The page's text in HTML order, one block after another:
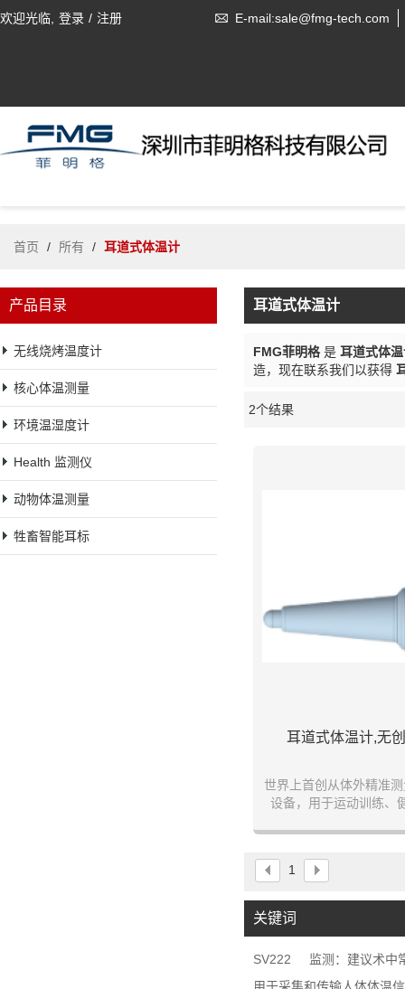
欢迎光临, 登录 / 注册 E-mail:sale@fmg-tech.com
首页 / 所有 / 耳道式体温计
产品目录
无线烧烤温度计
核心体温测量
环境温湿度计
Health 监测仪
动物体温测量
牲畜智能耳标
耳道式体温计
FMG菲明格是 耳道式体
造，现在联系我们以获得
2个结果
耳道式体温计,无
世界上首创从体外精准
设备，用于运动训练、
戴方式，测量基础体温
体温曲线，配备
1
关键词
SV222
监测：建议术中